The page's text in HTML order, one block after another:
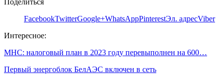
FacebookTwitterGoogle+WhatsAppPinterestЭл. адресViber
Интересное:
МНС: налоговый план в 2023 году перевыполнен на 600…
Первый энергоблок БелАЭС включен в сеть